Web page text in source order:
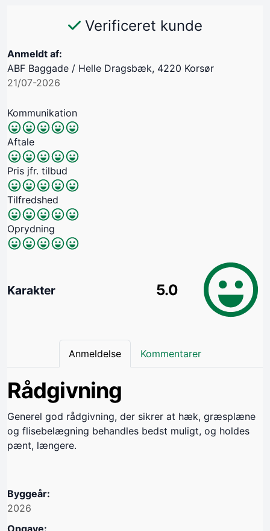
Verificeret kunde
Anmeldt af:
ABF Baggade / Helle Dragsbæk, 4220 Korsør
21/07-2026
Kommunikation
Aftale
Pris jfr. tilbud
Tilfredshed
Oprydning
Karakter 5.0
Anmeldelse Kommentarer
Rådgivning
Generel god rådgivning, der sikrer at hæk, græsplæne
og flisebelægning behandles bedst muligt, og holdes
pænt, længere.
Byggeår:
2026
Opgave: